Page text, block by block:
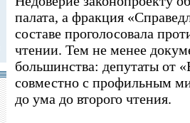
палата, а фракция
составе проголосовала
чтении. Тем не менее
большинства: депутаты от
совместно с профильным
до ума до второго чтения.